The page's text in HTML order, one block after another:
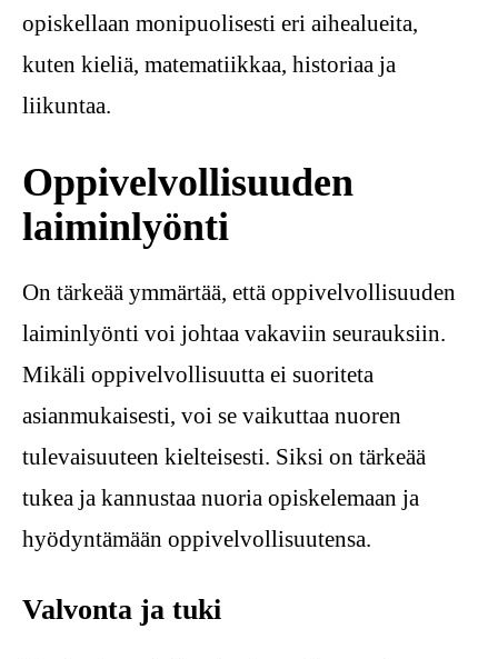
opiskellaan monipuolisesti eri aihealueita,
kuten kieliä, matematiikkaa, historiaa ja
liikuntaa.
Oppivelvollisuuden
laiminlyönti
On tärkeää ymmärtää, että oppivelvollisuuden
laiminlyönti voi johtaa vakaviin seurauksiin.
Mikäli oppivelvollisuutta ei suoriteta
asianmukaisesti, voi se vaikuttaa nuoren
tulevaisuuteen kielteisesti. Siksi on tärkeää
tukea ja kannustaa nuoria opiskelemaan ja
hyödyntämään oppivelvollisuutensa.
Valvonta ja tuki